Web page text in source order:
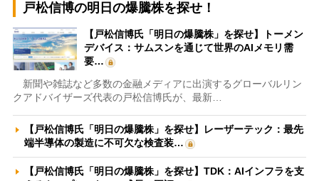
戸松信博の明日の爆騰株を探せ！
【戸松信博氏「明日の爆騰株」を探せ】トーメン
デバイス：サムスンを通じて世界のAIメモリ需
要…
新聞や雑誌など多数の金融メディアに出演するグローバルリン
クアドバイザーズ代表の戸松信博氏が、最新…
【戸松信博氏「明日の爆騰株」を探せ】レーザーテック：最先
端半導体の製造に不可欠な検査装…
【戸松信博氏「明日の爆騰株」を探せ】TDK：AIインフラを支